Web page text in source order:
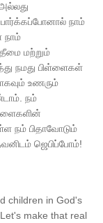
நாம்
நாம்
மற்றும்
நமது பிள்ளைகள்
உணரும்
நம்
நம் பிதாவோடும்
ஜெபிப்போம்!
children in God's
make that real